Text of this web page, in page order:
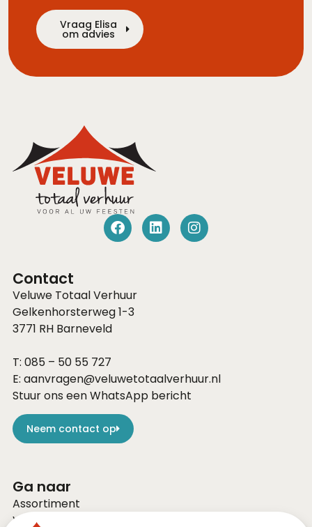
Vraag Elisa
om advies
Contact
Veluwe Totaal Verhuur
Gelkenhorsterweg 1-3
3771 RH Barneveld
T: 085 – 50 55 727
E: aanvragen@veluwetotaalverhuur.nl
Stuur ons een WhatsApp bericht
Neem contact op
Ga naar
Assortiment
Voor bedrijven